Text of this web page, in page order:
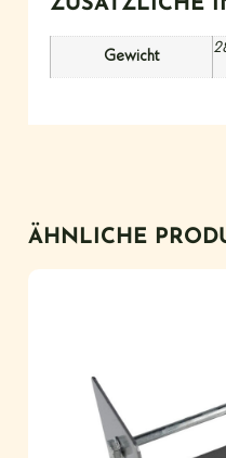
ZUSÄTZLICHE
Gewicht
ÄHNLICHE